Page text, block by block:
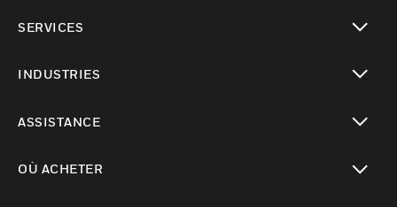
SERVICES
INDUSTRIES
ASSISTANCE
OÙ ACHETER